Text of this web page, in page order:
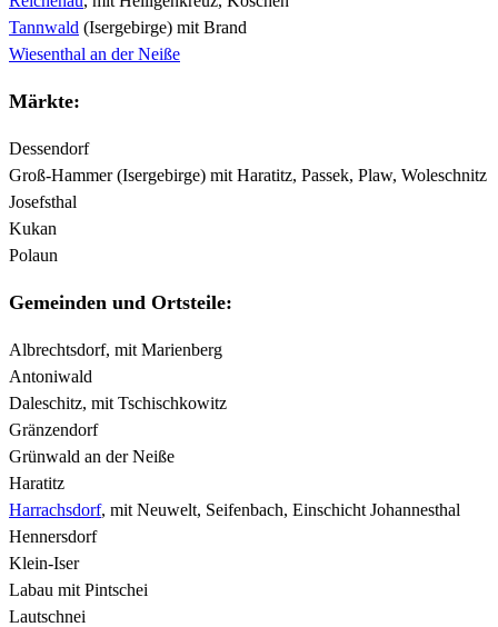
Tannwald (Isergebirge) mit Brand
Wiesenthal an der Neiße
Märkte:
Dessendorf
Groß-Hammer (Isergebirge) mit Haratitz, Passek, Plaw, Woleschnitz
Josefsthal
Kukan
Polaun
Gemeinden und Ortsteile:
Albrechtsdorf, mit Marienberg
Antoniwald
Daleschitz, mit Tschischkowitz
Gränzendorf
Grünwald an der Neiße
Haratitz
Harrachsdorf, mit Neuwelt, Seifenbach, Einschicht Johannesthal
Hennersdorf
Klein-Iser
Labau mit Pintschei
Lautschnei